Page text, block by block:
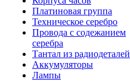
Платиновая группа
Техническое серебро
Провода с содежанием
серебра
Тантал из радиодеталей
Аккумуляторы
Лампы